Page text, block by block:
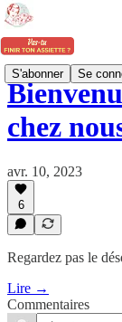
S'abonner Se
chez
avr. 10, 2023
6
Regardez pas le
Lire →
Commentaires